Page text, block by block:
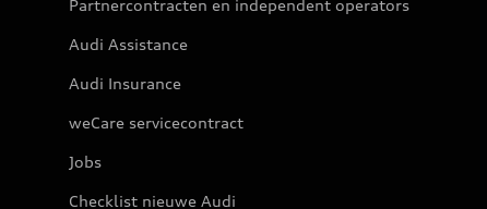
Partnercontracten en independent operators
Audi Assistance
Audi Insurance
weCare servicecontract
Jobs
Checklist nieuwe Audi